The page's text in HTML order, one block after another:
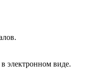
электронном виде.